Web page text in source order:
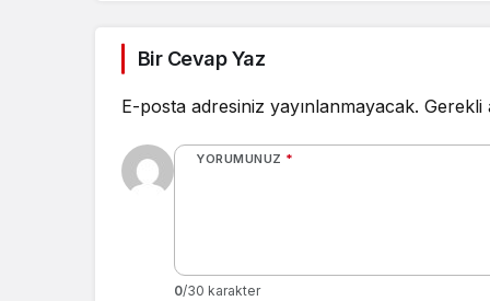
Bir Cevap Yaz
E-posta adresiniz yayınlanmayacak. Gerekli
YORUMUNUZ *
0/30 karakter